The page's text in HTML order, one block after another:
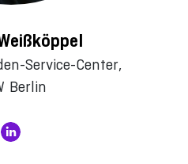
Service-Center,
Berlin